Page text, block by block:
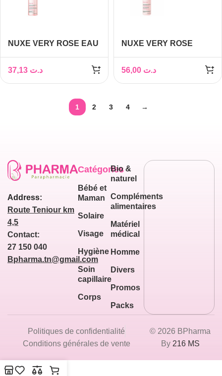
NUXE VERY ROSE EAU
APAISANTE 3 EN 1-
100ML
د.ت
NUXE VERY ROSE
150ML
د.ت
1 2 3 4 →
Address:
Route Teniour km
4,5
Contact:
27 150 040
Bpharma.tn@gmail.com
Catégories
Bébé et
Maman
Solaire
Visage
Hygiène
Soin
capillaire
Corps
Bio &
naturel
Compléments
alimentaires
Matériel
médical
Homme
Divers
Promos
Packs
© 2026 BPharma
By 216 MS
Politiques de confidentialité
Conditions générales de vente